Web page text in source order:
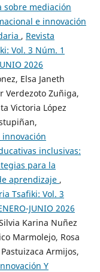
sobre mediación
e innovación
, Revista
Vol. 3 Núm. 1
2026
Elsa Janeth
Verdezoto Zuñiga,
Victoria López
innovación
inclusivas:
para la
aprendizaje ,
Tsafiki: Vol. 3
JUNIO 2026
Karina Nuñez
Marmolejo, Rosa
Armijos,
Y